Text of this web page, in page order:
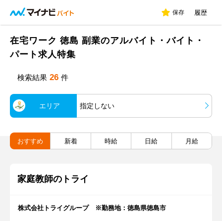
保存 履歴
在宅ワーク 徳島 副業のアルバイト・バイト・
パート求人特集
検索結果 26 件
エリア 指定しない
おすすめ 新着 時給 日給 月給
家庭教師のトライ
株式会社トライグループ ※勤務地：徳島県徳島市